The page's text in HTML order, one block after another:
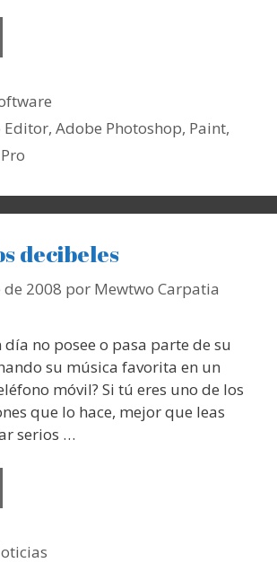
Editor,Adobe Photoshop, Paint,
decibeles
2008 por Mewtwo Carpatia
día no posee o pasa parte de su
su música favorita en un
móvil? Si tú eres uno de los
que lo hace, mejor que leas
serios …